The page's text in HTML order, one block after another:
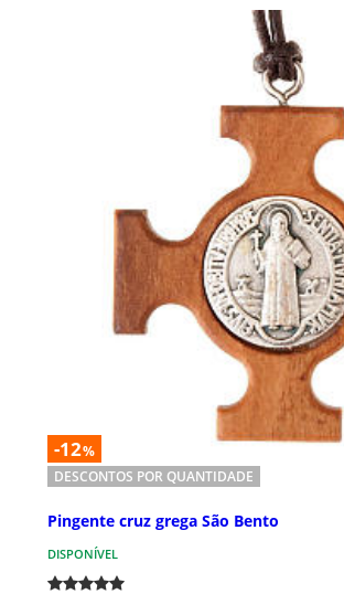
-12%
DESCONTOS POR QUANTIDADE
Pingente cruz grega São Bento
DISPONÍVEL